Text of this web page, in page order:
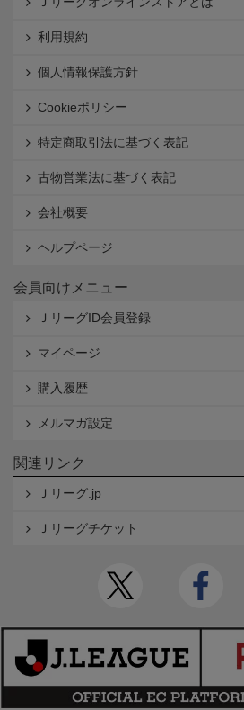
利用規約
個人情報保護方針
Cookieポリシー
特定商取引法に基づく表記
古物営業法に基づく表記
会社概要
ヘルプページ
会員向けメニュー
ＪリーグID会員登録
マイページ
購入履歴
メルマガ設定
関連リンク
Ｊリーグ.jp
Ｊリーグチケット